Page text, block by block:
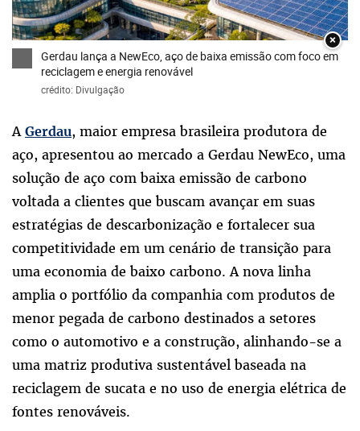
×
Gerdau lança a NewEco, aço de baixa emissão com foco em
reciclagem e energia renovável
crédito: Divulgação
A Gerdau, maior empresa brasileira produtora de
aço, apresentou ao mercado a Gerdau NewEco, uma
solução de aço com baixa emissão de carbono
voltada a clientes que buscam avançar em suas
estratégias de descarbonização e fortalecer sua
competitividade em um cenário de transição para
uma economia de baixo carbono. A nova linha
amplia o portfólio da companhia com produtos de
menor pegada de carbono destinados a setores
como o automotivo e a construção, alinhando-se a
uma matriz produtiva sustentável baseada na
reciclagem de sucata e no uso de energia elétrica de
fontes renováveis.